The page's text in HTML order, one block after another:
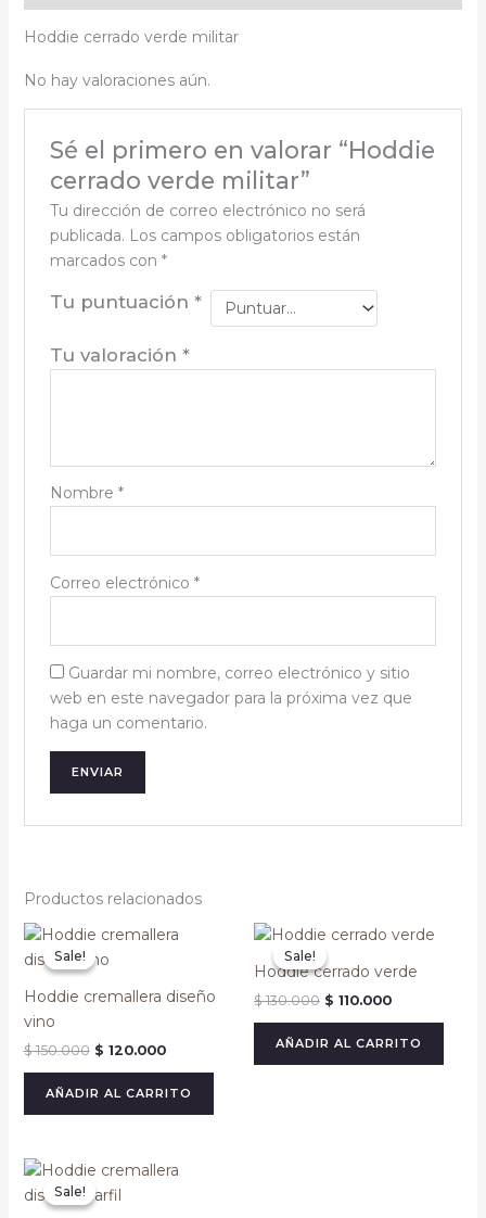
Hoddie cerrado verde militar
No hay valoraciones aún.
Sé el primero en valorar “Hoddie
cerrado verde militar”
Tu dirección de correo electrónico no será
publicada. Los campos obligatorios están
marcados con *
Tu puntuación *
Tu valoración *
Nombre *
Correo electrónico *
Guardar mi nombre, correo electrónico y sitio
web en este navegador para la próxima vez que
haga un comentario.
Productos relacionados
Sale!
Sale!
Hoddie cremallera diseño
vino
$150.000
Original
was:
$ 120.000
Current
AÑADIR AL CARRITO
Sale!
Sale!
Hoddie cerrado verde
$130.000
Original
was:
$ 130.000.
$ 110.000
Current
is:
$ 110.000.
AÑADIR AL CARRITO
Sale!
Sale!
Original
was:
Current